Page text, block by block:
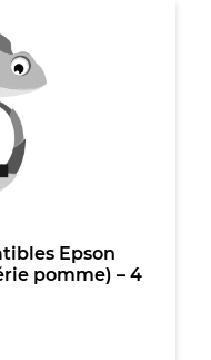
Epson
pomme) – 4